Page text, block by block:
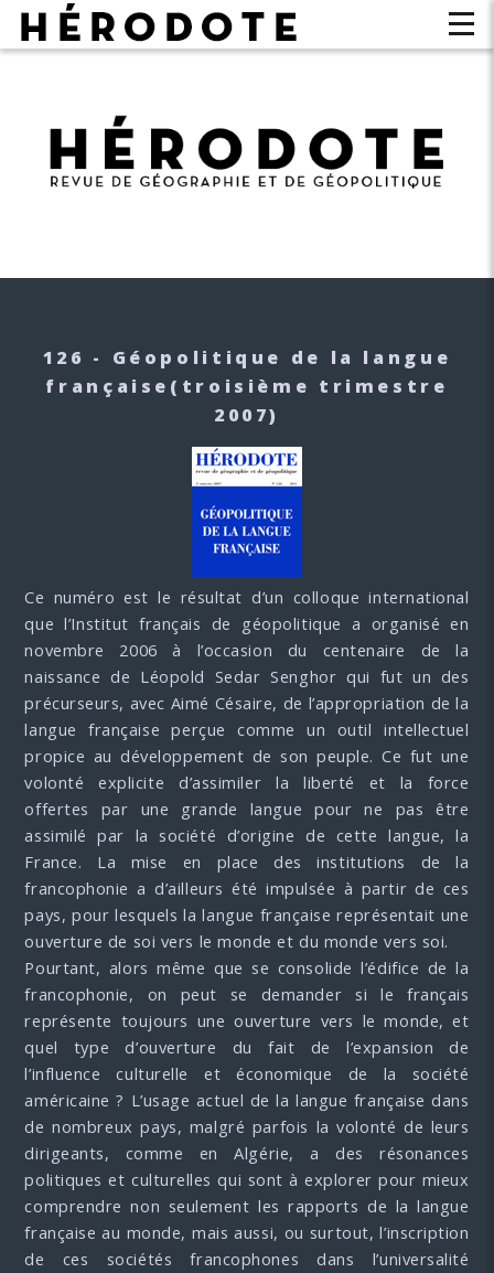
126 - Géopolitique de la langue
française (troisième trimestre
2007)
Ce numéro est le résultat d’un colloque international
que l’Institut français de géopolitique a organisé en
novembre 2006 à l’occasion du centenaire de la
naissance de Léopold Sedar Senghor qui fut un des
précurseurs, avec Aimé Césaire, de l’appropriation de la
langue française perçue comme un outil intellectuel
propice au développement de son peuple. Ce fut une
volonté explicite d’assimiler la liberté et la force
offertes par une grande langue pour ne pas être
assimilé par la société d’origine de cette langue, la
France. La mise en place des institutions de la
francophonie a d’ailleurs été impulsée à partir de ces
pays, pour lesquels la langue française représentait une
ouverture de soi vers le monde et du monde vers soi.
Pourtant, alors même que se consolide l’édifice de la
francophonie, on peut se demander si le français
représente toujours une ouverture vers le monde, et
quel type d’ouverture du fait de l’expansion de
l’influence culturelle et économique de la société
américaine ? L’usage actuel de la langue française dans
de nombreux pays, malgré parfois la volonté de leurs
dirigeants, comme en Algérie, a des résonances
politiques et culturelles qui sont à explorer pour mieux
comprendre non seulement les rapports de la langue
française au monde, mais aussi, ou surtout, l’inscription
de ces sociétés francophones dans l’universalité